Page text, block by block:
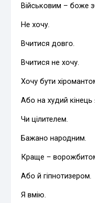
Військовим – боже
Не хочу.
Вчитися довго.
Вчитися не хочу.
Хочу бути
Або на худий
Чи цілителем.
Бажано народним.
Краще –
Або й гіпнотизером.
Я вмію.